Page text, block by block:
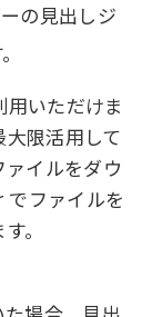
の見出しジ
いただけま
限活用して
イルをダウ
ファイルを
。